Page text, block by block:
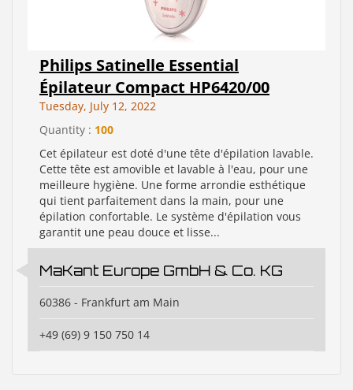
Philips Satinelle Essential
Épilateur Compact HP6420/00
Tuesday, July 12, 2022
Quantity : 100
Cet épilateur est doté d'une tête d'épilation lavable.
Cette tête est amovible et lavable à l'eau, pour une
meilleure hygiène. Une forme arrondie esthétique
qui tient parfaitement dans la main, pour une
épilation confortable. Le système d'épilation vous
garantit une peau douce et lisse...
MaKant Europe GmbH & Co. KG
60386 - Frankfurt am Main
+49 (69) 9 150 750 14